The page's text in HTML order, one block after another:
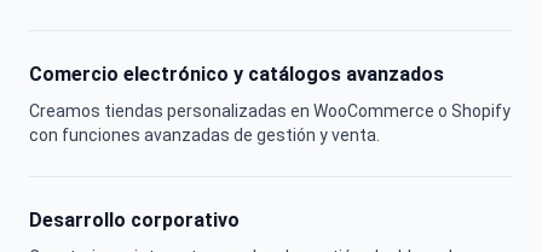
Comercio electrónico y catálogos avanzados
Creamos tiendas personalizadas en WooCommerce o Shopify
con funciones avanzadas de gestión y venta.
Desarrollo corporativo